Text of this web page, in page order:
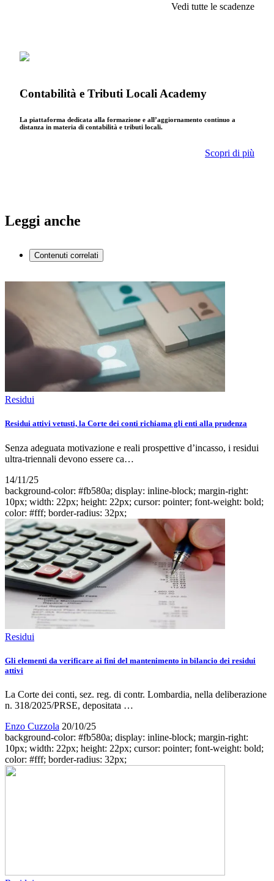
Vedi tutte le scadenze
Contabilità e Tributi Locali Academy
La piattaforma dedicata alla formazione e all’aggiornamento continuo a
distanza in materia di contabilità e tributi locali.
Scopri di più
Leggi anche
Contenuti correlati
Residui
Residui attivi vetusti, la Corte dei conti richiama gli enti alla prudenza
Senza adeguata motivazione e reali prospettive d’incasso, i residui
ultra-triennali devono essere ca…
14/11/25
background-color: #fb580a; display: inline-block; margin-right:
10px; width: 22px; height: 22px; cursor: pointer; font-weight: bold;
color: #fff; border-radius: 32px;
Residui
Gli elementi da verificare ai fini del mantenimento in bilancio dei residui
attivi
La Corte dei conti, sez. reg. di contr. Lombardia, nella deliberazione
n. 318/2025/PRSE, depositata …
Enzo Cuzzola 20/10/25
background-color: #fb580a; display: inline-block; margin-right:
10px; width: 22px; height: 22px; cursor: pointer; font-weight: bold;
color: #fff; border-radius: 32px;